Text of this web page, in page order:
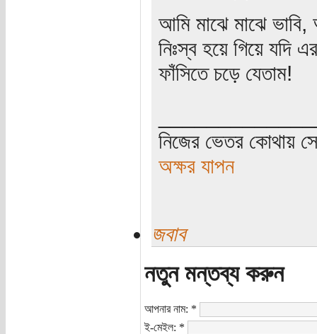
আমি মাঝে মাঝে
নিঃস্ব হয়ে গিয়ে যদি
ফাঁসিতে চড়ে যেতাম!
নিজের ভেতর কোথায়
অক্ষর যাপন
জবাব
নতুন মন্তব্য করুন
আপনার নাম: *
ই-মেইল: *